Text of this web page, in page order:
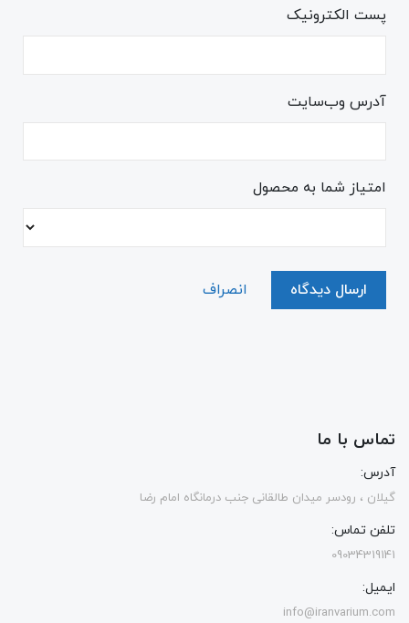
پست الکترونیک
آدرس وب‌سایت
امتیاز شما به محصول
ارسال دیدگاه انصراف
تماس با ما
آدرس:
گیلان ، رودسر میدان طالقانی جنب درمانگاه امام رضا
تلفن تماس:
09034319141
ایمیل:
info@iranvarium.com